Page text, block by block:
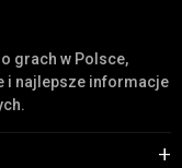
grach w Polsce,
i najlepsze informacje